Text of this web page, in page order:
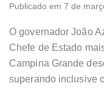
Publicado em 7 de
O governador João
Chefe de Estado
Campina Grande
superando inclusive